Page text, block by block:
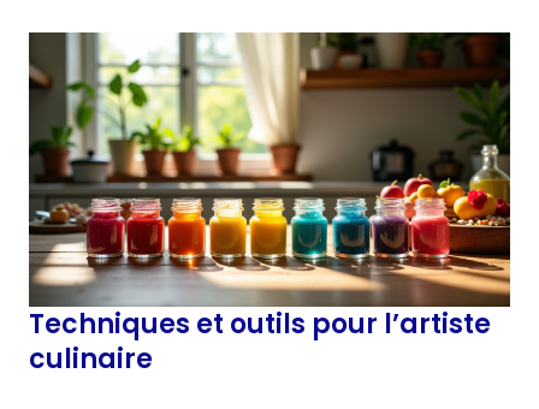
Techniques et outils pour l’artiste
culinaire